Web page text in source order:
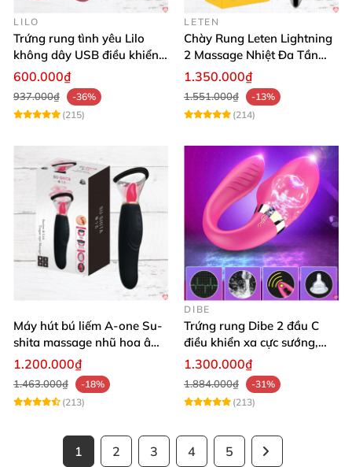
LILO
Trứng rung tình yêu Lilo
không dây USB điều khiển
remote tiện lợi
600.000₫
937.000₫
-36%
(215)
LETEN
Chày Rung Leten Lightning
2 Massage Nhiệt Đa Tần
Rung Toàn Thân
1.350.000₫
1.551.000₫
-13%
(214)
Máy hút bú liếm A-one Su-
shita massage nhũ hoa âm
đạo cực phê
1.200.000₫
1.463.000₫
-18%
(213)
DIBE
Trứng rung Dibe 2 đầu C
điều khiển xa cực sướng,
thích mê
1.300.000₫
1.884.000₫
-31%
(213)
1 2 3 4 5